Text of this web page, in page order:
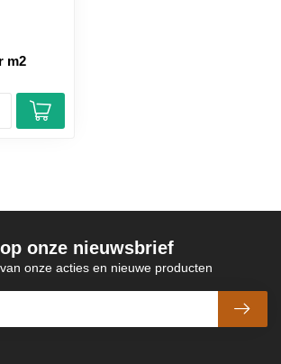
m2
onze nieuwsbrief
onze acties en nieuwe producten